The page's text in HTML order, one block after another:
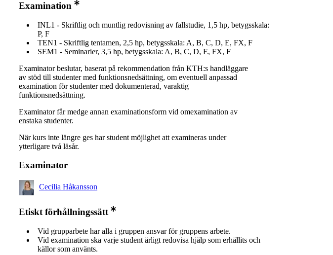
Examination
INL1 - Skriftlig och muntlig redovisning av fallstudie, 1,5 hp, betygsskala:
P, F
TEN1 - Skriftlig tentamen, 2,5 hp, betygsskala: A, B, C, D, E, FX, F
SEM1 - Seminarier, 3,5 hp, betygsskala: A, B, C, D, E, FX, F
Examinator beslutar, baserat på rekommendation från KTH:s handläggare
av stöd till studenter med funktionsnedsättning, om eventuell anpassad
examination för studenter med dokumenterad, varaktig
funktionsnedsättning.
Examinator får medge annan examinationsform vid omexamination av
enstaka studenter.
När kurs inte längre ges har student möjlighet att examineras under
ytterligare två läsår.
Examinator
Cecilia Håkansson
Etiskt förhållningssätt
Vid grupparbete har alla i gruppen ansvar för gruppens arbete.
Vid examination ska varje student ärligt redovisa hjälp som erhållits och
källor som använts.